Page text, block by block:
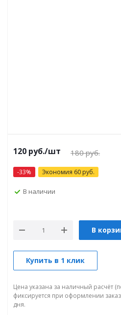
120 руб./шт 180руб.
-33% Экономия 60 руб.
В наличии
В
Купить в 1 клик
Цена указана за наличный расчёт
фиксируется при оформлении
дня.